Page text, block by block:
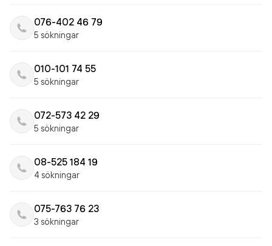
076-402 46 79
5 sökningar
010-101 74 55
5 sökningar
072-573 42 29
5 sökningar
08-525 184 19
4 sökningar
075-763 76 23
3 sökningar